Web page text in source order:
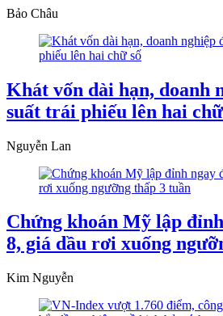
Bảo Châu
Khát vốn dài hạn, doanh
suất trái phiếu lên hai
Nguyễn Lan
Chứng khoán Mỹ lập
8, giá dầu rơi xuống
Kim Nguyễn